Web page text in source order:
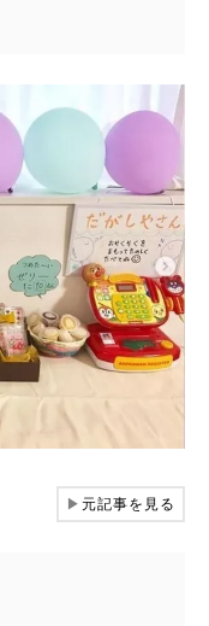
▶元記事を見る